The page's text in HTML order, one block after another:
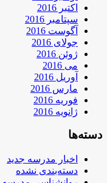
اکتبر 2016
سپتامبر 2016
آگوست 2016
جولای 2016
ژوئن 2016
می 2016
آوریل 2016
مارس 2016
فوریه 2016
ژانویه 2016
دسته‌ها
اخبار مدرسه جدید
دسته‌بندی نشده